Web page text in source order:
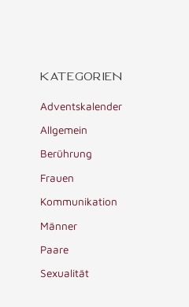
KATEGORIEN
Adventskalender
Allgemein
Berührung
Frauen
Kommunikation
Männer
Paare
Sexualität